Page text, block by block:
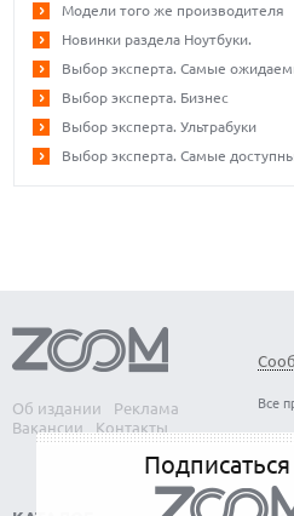
Модели того же производителя
Новинки раздела Ноутбуки.
Выбор эксперта. Самые
Выбор эксперта. Бизнес
Выбор эксперта. Ультрабуки
Выбор эксперта. Самые
Об издании
Реклама
Вакансии
Контакты
Все